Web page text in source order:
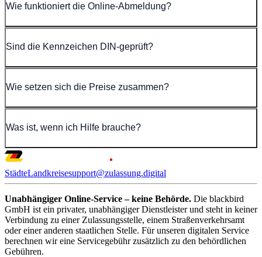
Wie funktioniert die Online-Abmeldung?
Sind die Kennzeichen DIN-geprüft?
Wie setzen sich die Preise zusammen?
Was ist, wenn ich Hilfe brauche?
StädteLandkreisesupport@zulassung.digital
Unabhängiger Online-Service – keine Behörde. Die blackbird
GmbH ist ein privater, unabhängiger Dienstleister und steht in keiner
Verbindung zu einer Zulassungsstelle, einem Straßenverkehrsamt
oder einer anderen staatlichen Stelle. Für unseren digitalen Service
berechnen wir eine Servicegebühr zusätzlich zu den behördlichen
Gebühren.